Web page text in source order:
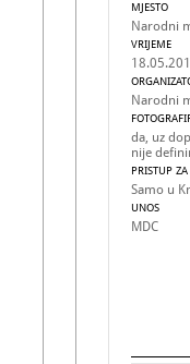
MJESTO
Narodni
VRIJEME
Narodni
da, uz
nije
PRISTUP
Samo u
UNOS
MDC